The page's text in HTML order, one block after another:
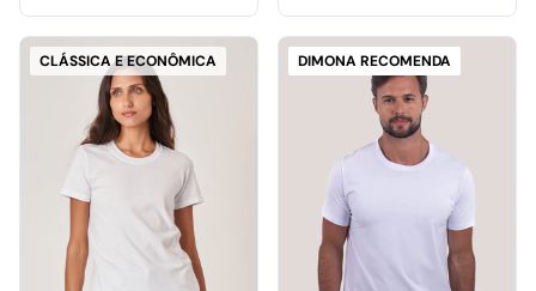
CLÁSSICA E ECONÔMICA DIMONA RECOMENDA